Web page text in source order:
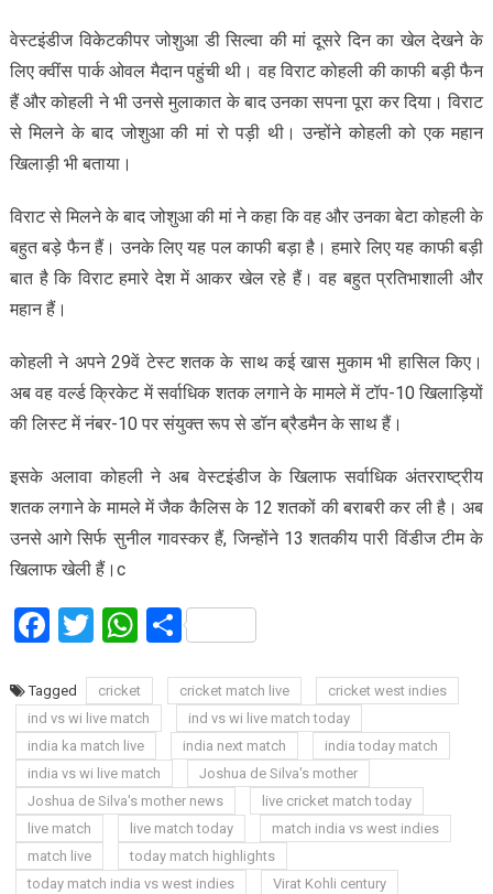
वेस्टइंडीज विकेटकीपर जोशुआ डी सिल्वा की मां दूसरे दिन का खेल देखने के
लिए क्वींस पार्क ओवल मैदान पहुंची थी। वह विराट कोहली की काफी बड़ी फैन
हैं और कोहली ने भी उनसे मुलाकात के बाद उनका सपना पूरा कर दिया। विराट
से मिलने के बाद जोशुआ की मां रो पड़ी थी। उन्होंने कोहली को एक महान
खिलाड़ी भी बताया।
विराट से मिलने के बाद जोशुआ की मां ने कहा कि वह और उनका बेटा कोहली के
बहुत बड़े फैन हैं। उनके लिए यह पल काफी बड़ा है। हमारे लिए यह काफी बड़ी
बात है कि विराट हमारे देश में आकर खेल रहे हैं। वह बहुत प्रतिभाशाली और
महान हैं।
कोहली ने अपने 29वें टेस्ट शतक के साथ कई खास मुकाम भी हासिल किए।
अब वह वर्ल्ड क्रिकेट में सर्वाधिक शतक लगाने के मामले में टॉप-10 खिलाड़ियों
की लिस्ट में नंबर-10 पर संयुक्त रूप से डॉन ब्रैडमैन के साथ हैं।
इसके अलावा कोहली ने अब वेस्टइंडीज के खिलाफ सर्वाधिक अंतरराष्ट्रीय
शतक लगाने के मामले में जैक कैलिस के 12 शतकों की बराबरी कर ली है। अब
उनसे आगे सिर्फ सुनील गावस्कर हैं, जिन्होंने 13 शतकीय पारी विंडीज टीम के
खिलाफ खेली हैं।c
Facebook
Twitter
WhatsApp
Share
Tagged cricket cricket match live
cricket west indies
ind vs wi live match
ind vs wi live match today
india ka match live
india next match
india today match
india vs wi live match
Joshua de Silva's mother
Joshua de Silva's mother news
live cricket match today
live match
live match today
match india vs west indies
match live
today match highlights
today match india vs west indies
Virat Kohli century